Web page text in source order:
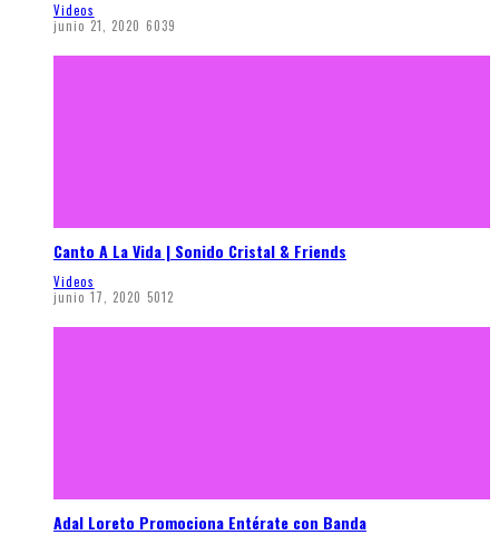
Videos
junio 21, 2020 6039
Canto A La Vida | Sonido Cristal & Friends
Videos
junio 17, 2020 5012
Adal Loreto Promociona Entérate con Banda